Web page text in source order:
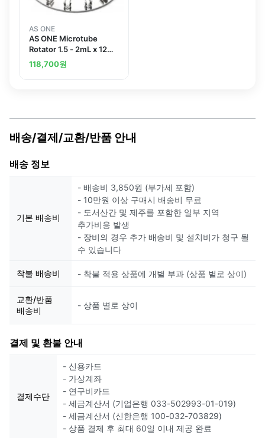
AS ONE
AS ONE Microtube
Rotator 1.5 - 2mL x 12
Pcs MTH-012
118,700원
배송/결제/교환/반품 안내
배송 정보
기본 배송비
- 배송비 3,850원 (부가세 포함)
- 10만원 이상 구매시 배송비 무료
- 도서산간 및 제주를 포함한 일부 지역
추가비용 발생
- 장비의 경우 추가 배송비 및 설치비가 청구 될
수 있습니다
착불 배송비 - 착불 적용 상품에 개별 부과 (상품 별로 상이)
교환/반품
배송비
- 상품 별로 상이
결제 및 환불 안내
결제수단
- 신용카드
- 가상계좌
- 연구비카드
- 세금계산서 (기업은행 033-502993-01-019)
- 세금계산서 (신한은행 100-032-703829)
- 상품 결제 후 최대 60일 이내 제공 완료